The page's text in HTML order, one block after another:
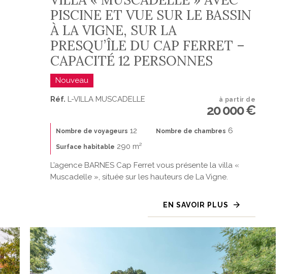
PISCINE ET VUE SUR LE BASSIN
À LA VIGNE, SUR LA
PRESQU’ÎLE DU CAP FERRET –
CAPACITÉ 12 PERSONNES
Nouveau
Réf. L-VILLA MUSCADELLE à partir de
20 000 €
Nombre de voyageurs 12 Nombre de chambres 6
Surface habitable 290 m²
L’agence BARNES Cap Ferret vous présente la villa «
Muscadelle », située sur les hauteurs de La Vigne.
EN SAVOIR PLUS